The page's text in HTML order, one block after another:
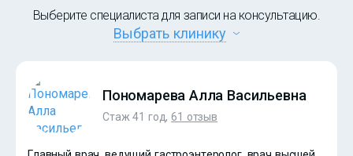
Выберите специалиста для записи на консультацию.
Выбрать клинику
Пономарева Алла Васильевна
Стаж 41 год,61 отзыв